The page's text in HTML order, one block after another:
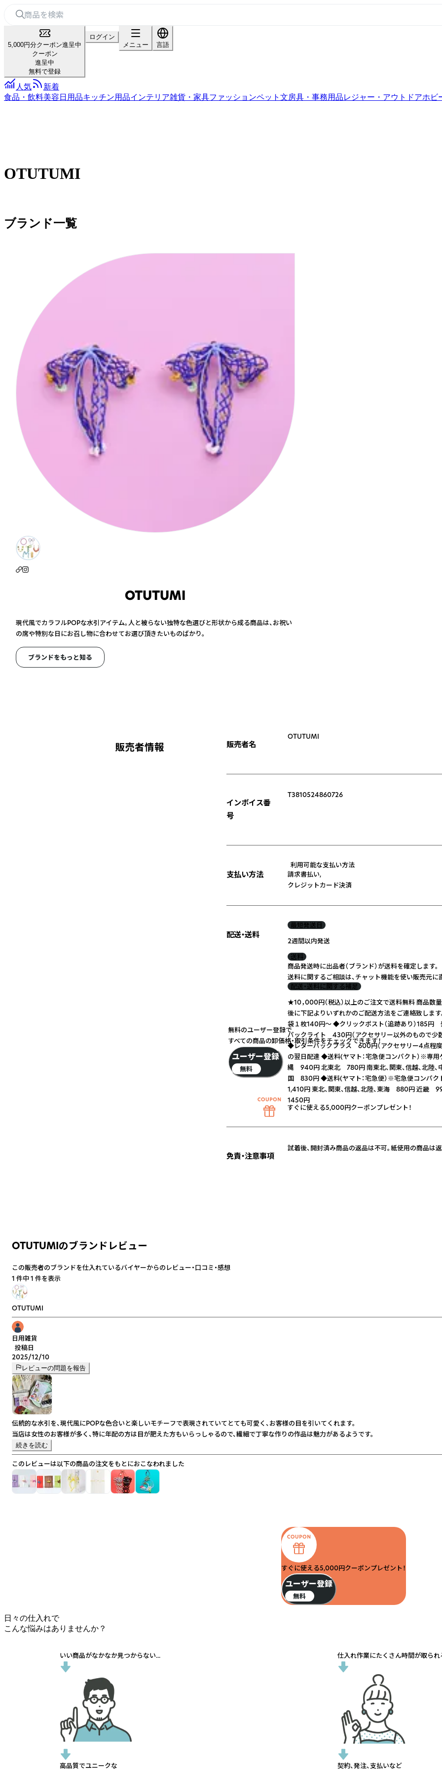
5,000円分クーポン進呈中
クーポン
進呈中
無料で登録
ログイン
メニュー
言語
人気
新着
食品・飲料美容 日用品キッチン用品インテリア雑貨・家具ファッションペット 文房具・事務用品レジャー・アウトドアホビ
OTUTUMI
ブランド一覧
OTUTUMI
現代風でカラフルPOPな水引アイテム。人と被らない独特な色選びと形状から成る商品は、お祝い
の席や特別な日にお召し物に合わせてお選び頂きたいものばかり。
ブランドをもっと知る
販売者情報 販売者名
OTUTUMI
インボイス番
号
T3810524860726
支払い方法
利用可能な支払い方法
請求書払い,
クレジットカード決済
配送・送料
最短発送日
2週間以内発送
送料
商品発送時に出品者（ブランド）が送料を確定します。
送料に関するご相談は、チャット機能を使い販売元に
配送・送料に関する補足
★10，000円（税込）以上のご注文で送料無料 商品数
後に下記よりいずれかのご配送方法をご連絡致します
袋１枚140円〜 ◆クリックポスト（追跡あり）185
パックライト 430円（アクセサリー以外のもので少
◆レターパックプラス 600円（アクセサリー4点程度
の翌日配達 ◆送料(ヤマト：宅急便コンパクト）※専用
縄 940円 北東北 780円 南東北、関東、信越、北陸
国 830円 ◆送料(ヤマト：宅急便）※宅急便コンパ
1,410円 東北、関東、信越、北陸、東海 880円 近
1450円
免責・注意事項
試着後、開封済み商品の返品は不可。紙使用の商品は返
OTUTUMIのブランドレビュー
この販売者のブランドを仕入れているバイヤーからのレビュー・口コミ・感想
1 件中 1 件を表示
OTUTUMI
日用雑貨
投稿日
2025/12/10
レビューの問題を報告
伝統的な水引を、現代風にPOPな色合いと楽しいモチーフで表現されていてとても可愛く、お客様の目を引いてくれます。
当店は女性のお客様が多く、特に年配の方は目が肥えた方もいらっしゃるので、繊細で丁寧な作りの作品は魅力があるようです。
続きを読む
このレビューは以下の商品の注文をもとにおこなわれました
すぐに使える5,000円クーポンプレゼント！
ユーザー登録
無料
日々の仕入れで
こんな悩みはありませんか？
いい商品がなかなか見つからない...
高品質でユニークな
仕入れ作業にたくさん時間が取られ
契約、発注、支払いなど
無料のユーザー登録で
すべての商品の卸価格・取引条件をチェックできます！
ユーザー登録
無料
すぐに使える5,000円クーポンプレゼント！